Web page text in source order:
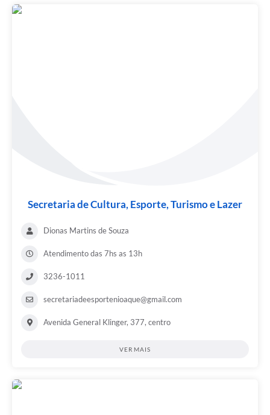
Secretaria de Cultura, Esporte, Turismo e Lazer
Dionas Martins de Souza
Atendimento das 7hs as 13h
3236-1011
secretariadeesportenioaque@gmail.com
Avenida General Klinger, 377, centro
VER MAIS